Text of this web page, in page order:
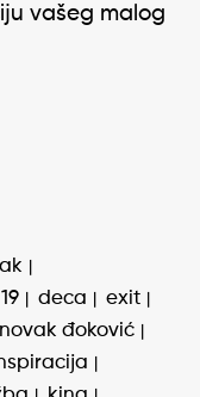
vašeg malog
deca
exit
đoković